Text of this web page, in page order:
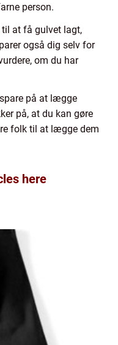
person.
at få gulvet lagt,
også dig selv for
om du har
på at lægge
på, at du kan gøre
folk til at lægge dem
here